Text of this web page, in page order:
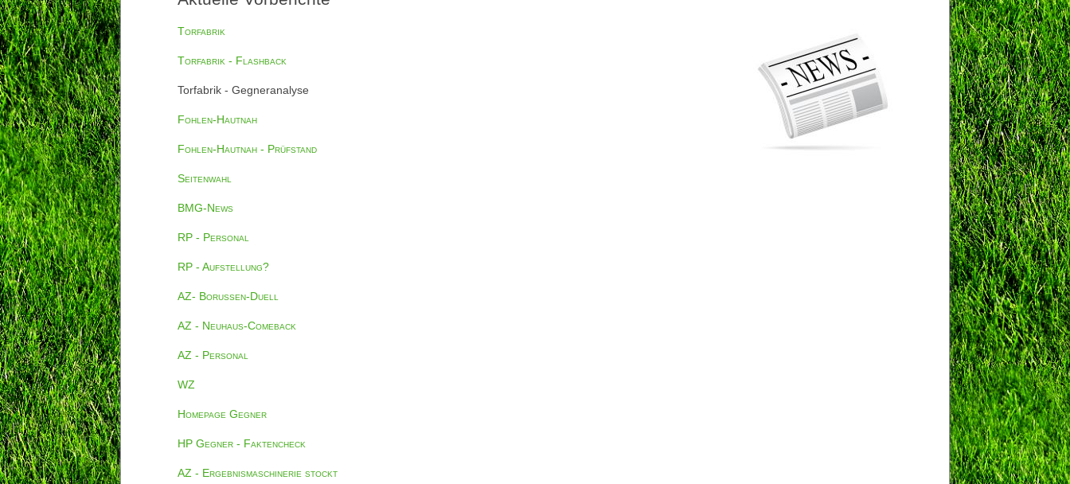
Torfabrik
Torfabrik - Flashback
Torfabrik - Gegneranalyse
Fohlen-Hautnah
Fohlen-Hautnah - Prüfstand
Seitenwahl
BMG-News
RP - Personal
RP - Aufstellung?
AZ- Borussen-Duell
AZ - Neuhaus-Comeback
AZ - Personal
WZ
Homepage Gegner
HP Gegner - Faktencheck
AZ - Ergebnismaschinerie stockt